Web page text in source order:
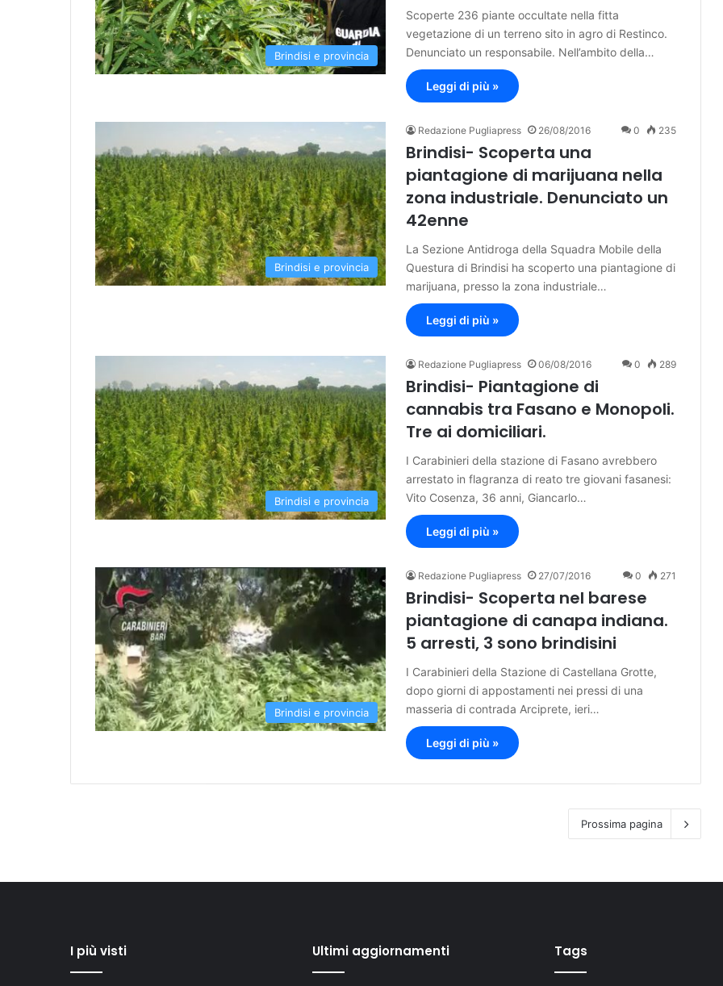
Brindisi e provincia
Scoperte 236 piante occultate nella fitta
vegetazione di un terreno sito in agro di Restinco.
Denunciato un responsabile. Nell’ambito della…
Leggi di più »
Brindisi e provincia
Redazione Pugliapress 26/08/2016 0 235
Brindisi- Scoperta una
piantagione di marijuana nella
zona industriale. Denunciato un
42enne
La Sezione Antidroga della Squadra Mobile della
Questura di Brindisi ha scoperto una piantagione di
marijuana, presso la zona industriale…
Leggi di più »
Brindisi e provincia
Redazione Pugliapress 06/08/2016 0 289
Brindisi- Piantagione di
cannabis tra Fasano e Monopoli.
Tre ai domiciliari.
I Carabinieri della stazione di Fasano avrebbero
arrestato in flagranza di reato tre giovani fasanesi:
Vito Cosenza, 36 anni, Giancarlo…
Leggi di più »
Brindisi e provincia
Redazione Pugliapress 27/07/2016 0 271
Brindisi- Scoperta nel barese
piantagione di canapa indiana.
5 arresti, 3 sono brindisini
I Carabinieri della Stazione di Castellana Grotte,
dopo giorni di appostamenti nei pressi di una
masseria di contrada Arciprete, ieri…
Leggi di più »
Prossima pagina
I più visti Ultimi aggiornamenti Tags